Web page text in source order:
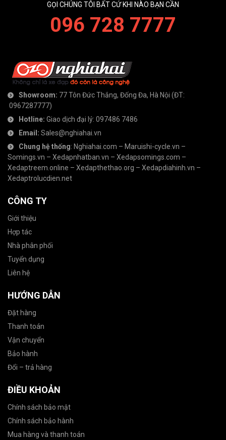
GỌI CHÚNG TÔI BẤT CỨ KHI NÀO BẠN CẦN
096 728 7777
Showroom: 77 Tôn Đức Thắng, Đống Đa, Hà Nội (ĐT:
0967287777)
Hotline: Giao dịch đại lý: 097486 7486
Email: Sales@nghiahai.vn
Chung hệ thống: Nghiahai.com – Maruishi-cycle.vn –
Somings.vn – Xedapnhatban.vn – Xedapsomings.com –
Xedaptreem.online – Xedapthethao.org – Xedapdiahinh.vn –
Xedaptrolucdien.net
CÔNG TY
Giới thiệu
Hợp tác
Nhà phân phối
Tuyển dụng
Liên hệ
HƯỚNG DẪN
Đặt hàng
Thanh toán
Vận chuyển
Bảo hành
Đổi – trả hàng
ĐIỀU KHOẢN
Chính sách bảo mật
Chính sách bảo hành
Mua hàng và thanh toán